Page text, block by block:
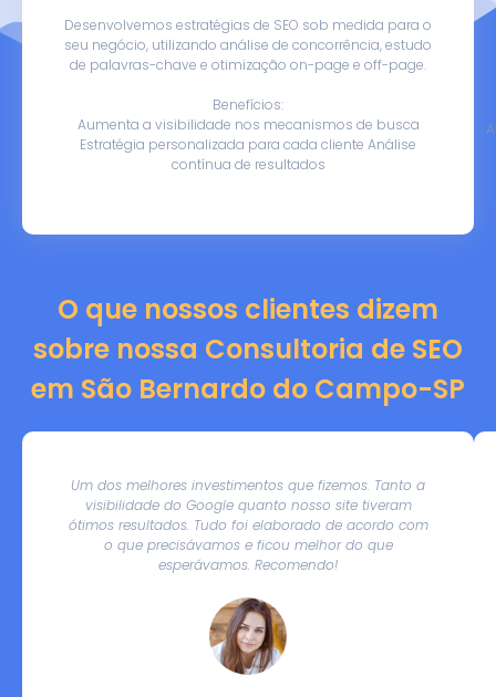
Desenvolvemos estratégias de SEO sob medida para o
seu negócio, utilizando análise de concorrência, estudo
de palavras-chave e otimização on-page e off-page.
Benefícios:
Aumenta a visibilidade nos mecanismos de busca
Estratégia personalizada para cada cliente Análise
contínua de resultados
O que nossos clientes dizem
sobre nossa Consultoria de SEO
em São Bernardo do Campo-SP
Um dos melhores investimentos que fizemos. Tanto a
visibilidade do Google quanto nosso site tiveram
ótimos resultados. Tudo foi elaborado de acordo com
o que precisávamos e ficou melhor do que
esperávamos. Recomendo!